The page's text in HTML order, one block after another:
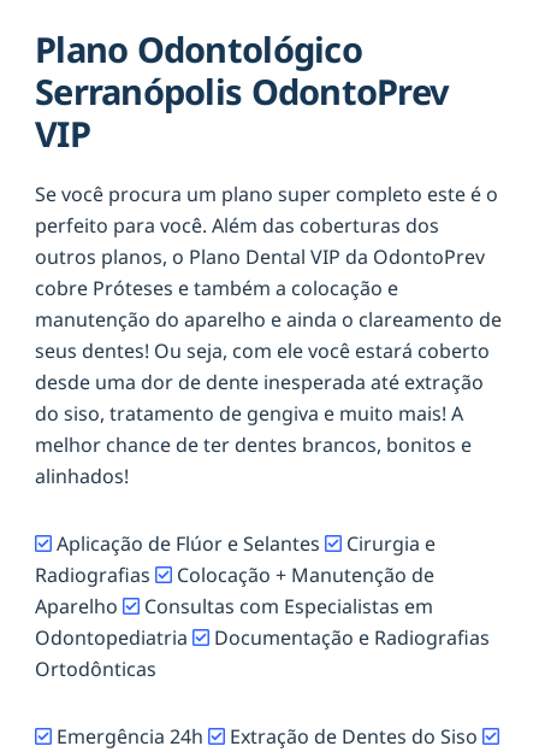
Plano Odontológico
Serranópolis OdontoPrev
VIP
Se você procura um plano super completo este é o
perfeito para você. Além das coberturas dos
outros planos, o Plano Dental VIP da OdontoPrev
cobre Próteses e também a colocação e
manutenção do aparelho e ainda o clareamento de
seus dentes! Ou seja, com ele você estará coberto
desde uma dor de dente inesperada até extração
do siso, tratamento de gengiva e muito mais! A
melhor chance de ter dentes brancos, bonitos e
alinhados!
Aplicação de Flúor e Selantes
Cirurgia e
Radiografias
Colocação + Manutenção de
Aparelho
Consultas com Especialistas em
Odontopediatria
Documentação e Radiografias
Ortodônticas
Emergência 24h
Extração de Dentes do Siso